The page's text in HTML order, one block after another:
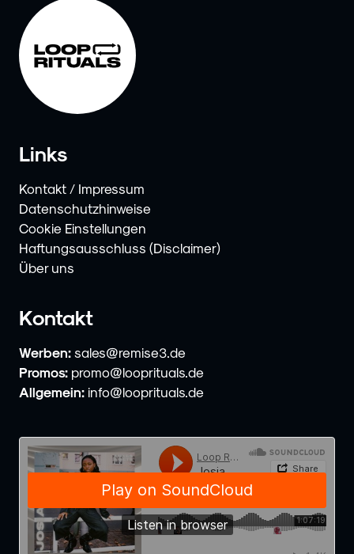
Links
Kontakt / Impressum
Datenschutzhinweise
Cookie Einstellungen
Haftungsausschluss (Disclaimer)
Über uns
Kontakt
Werben: sales@remise3.de
Promos: promo@looprituals.de
Allgemein: info@looprituals.de